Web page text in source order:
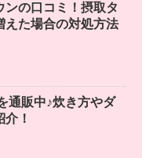
ンの口コミ！摂取タ
えた場合の対処方法
通販中♪炊き方やダ
！